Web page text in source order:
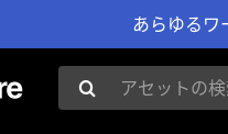
あらゆるワ
アセットの検索